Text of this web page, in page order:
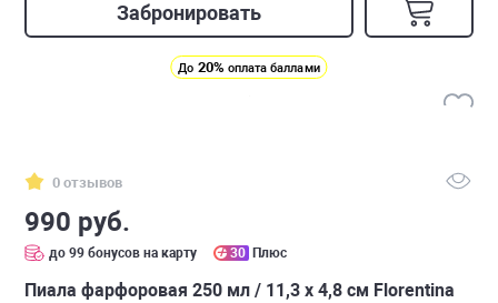
Забронировать
До 20% оплата баллами
0 отзывов
990 руб.
до 99 бонусов на карту 30 Плюс
Пиала фарфоровая 250 мл / 11,3 х 4,8 см Florentina